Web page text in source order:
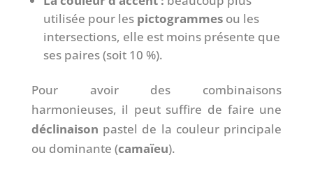
utilisée pour les pictogrammesou les
intersections, elle est moins présente que
ses paires (soit 10 %).
Pour avoir des combinaisons
harmonieuses, il peut suffire de faire une
déclinaison pastel de la couleur principale
ou dominante (camaïeu).